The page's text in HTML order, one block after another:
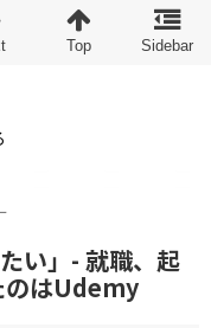
い」- 就職、起
のはUdemy